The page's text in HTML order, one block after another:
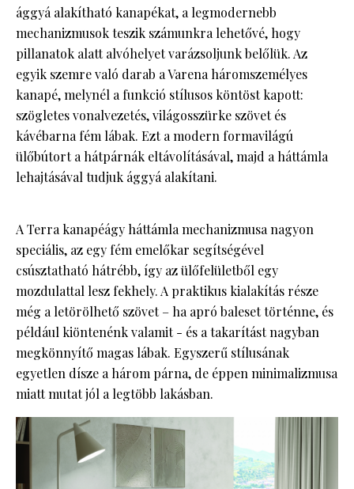
ággyá alakítható kanapékat, a legmodernebb
mechanizmusok teszik számunkra lehetővé, hogy
pillanatok alatt alvóhelyet varázsoljunk belőlük. Az
egyik szemre való darab a Varena háromszemélyes
kanapé, melynél a funkció stílusos köntöst kapott:
szögletes vonalvezetés, világosszürke szövet és
kávébarna fém lábak. Ezt a modern formavilágú
ülőbútort a hátpárnák eltávolításával, majd a háttámla
lehajtásával tudjuk ággyá alakítani.
A Terra kanapéágy háttámla mechanizmusa nagyon
speciális, az egy fém emelőkar segítségével
csúsztatható hátrébb, így az ülőfelületből egy
mozdulattal lesz fekhely. A praktikus kialakítás része
még a letörölhető szövet – ha apró baleset történne, és
például kiöntenénk valamit - és a takarítást nagyban
megkönnyítő magas lábak. Egyszerű stílusának
egyetlen dísze a három párna, de éppen minimalizmusa
miatt mutat jól a legtöbb lakásban.